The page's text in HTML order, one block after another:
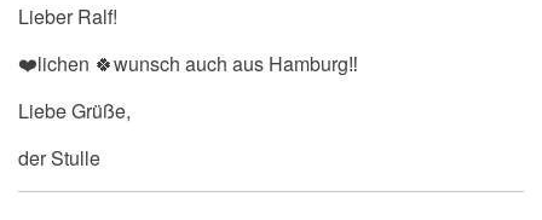
Lieber Ralf!
❤️lichen 🍀wunsch auch aus Hamburg‼️
Liebe Grüße,
der Stulle